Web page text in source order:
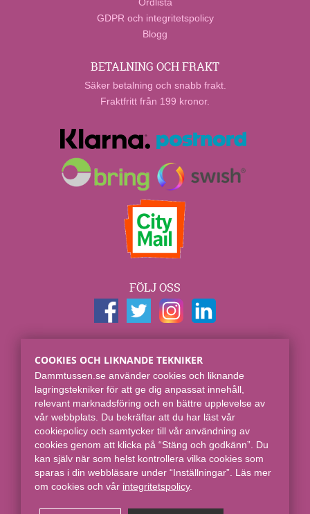
GDPR och integritetspolicy
Blogg
BETALNING OCH FRAKT
Säker betalning och snabb frakt.
Fraktfritt från 199 kronor.
FÖLJ OSS
Spjut E-commerce Group AB
Skaraborgsgatan 7
118 46 Stockholm
Online sedan 2008.
COOKIES OCH LIKNANDE TEKNIKER
Dammtussen.se använder cookies och liknande
lagringstekniker för att ge dig anpassat innehåll,
relevant marknadsföring och en bättre upplevelse av
vår webbplats. Du bekräftar att du har läst vår
cookiepolicy och samtycker till vår användning av
cookies genom att klicka på “Stäng och godkänn”. Du
kan själv när som helst kontrollera vilka cookies som
sparas i din webbläsare under “Inställningar”. Läs mer
om cookies och vår integritetspolicy​.